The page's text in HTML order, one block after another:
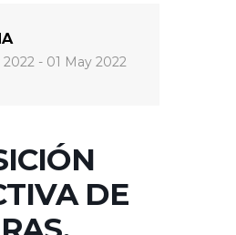
2022 - 01 May 2022
DE